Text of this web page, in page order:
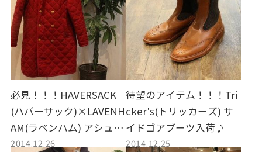
必見！！！HAVERSACK
(ハバーサック)×LAVENH
AM(ラベンハム) アシュレ
イキルティングコート入
2014.12.26
待望のアイテム！！！Tri
cker's(トリッカーズ) サ
イドゴアブーツ入荷♪
2014.12.25